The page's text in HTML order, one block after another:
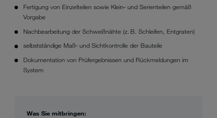
Fertigung von Einzelteilen sowie Klein‑ und Serienteilen gemäß
Vorgabe
Nachbearbeitung der Schweißnähte (z. B. Schleifen, Entgraten)
selbstständige Maß‑ und Sichtkontrolle der Bauteile
Dokumentation von Prüfergebnissen und Rückmeldungen im
System
Was Sie mitbringen: